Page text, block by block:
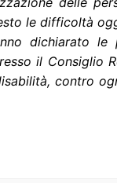
le difficoltà
dichiarato le
il Consiglio
contro